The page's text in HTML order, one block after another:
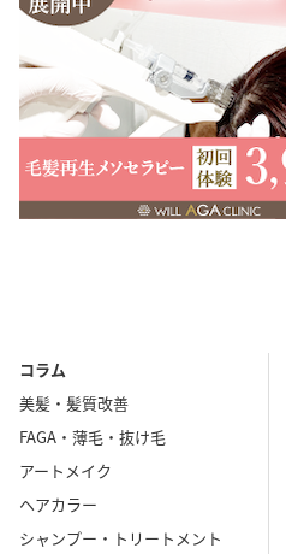
コラム
美髪・髪質改善
FAGA・薄毛・抜け毛
アートメイク
ヘアカラー
シャンプー・トリートメント